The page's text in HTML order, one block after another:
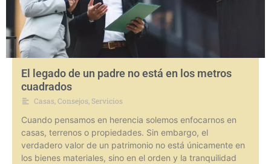
El legado de un padre no está en los metros
cuadrados
Casas Consejos Servicios
Cuando pensamos en herencia solemos enfocarnos en
casas, terrenos o propiedades. Sin embargo, el
verdadero valor de un patrimonio no está únicamente en
los bienes materiales, sino en el orden y la tranquilidad